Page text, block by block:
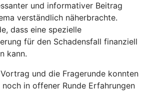
und informativer Beitrag
verständlich näherbrachte.
dass eine spezielle
für den Schadensfall finanziell
kann.
und die Fragerunde konnten
in offener Runde Erfahrungen